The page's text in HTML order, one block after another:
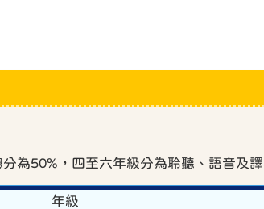
為50%，四至六年級分為聆聽、語音及
年級